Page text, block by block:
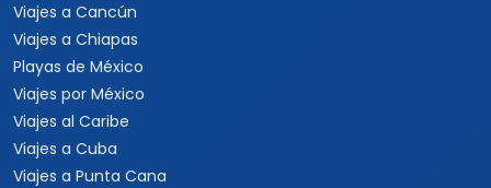
Viajes a Cancún
Viajes a Chiapas
Playas de México
Viajes por México
Viajes al Caribe
Viajes a Cuba
Viajes a Punta Cana